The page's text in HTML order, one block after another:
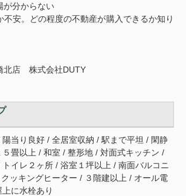
が分からない
不安。どの程度の不動産が購入できるか知り
北店 株式会社DUTY
当り良好 / 全居室収納 / 駅まで平坦 / 閑静
畳以上 / 和室 / 整形地 / 対面式キッチン /
イレ２ヶ所 / 浴室１坪以上 / 南面バルコニ
ッキングヒーター / ３階建以上 / オール電
に水栓あり